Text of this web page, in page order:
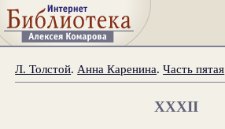
Л. Толстой. Анна Каренина.Часть пятая
XXXII